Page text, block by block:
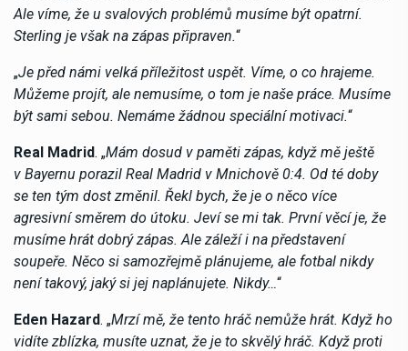
Ale víme, že u svalových problémů musíme být opatrní.
Sterling je však na zápas připraven.“
„Je před námi velká příležitost uspět. Víme, o co hrajeme.
Můžeme projít, ale nemusíme, o tom je naše práce. Musíme
být sami sebou. Nemáme žádnou speciální motivaci.“
Real Madrid. „Mám dosud v paměti zápas, když mě ještě
v Bayernu porazil Real Madrid v Mnichově 0:4. Od té doby
se ten tým dost změnil. Řekl bych, že je o něco více
agresivní směrem do útoku. Jeví se mi tak. První věcí je, že
musíme hrát dobrý zápas. Ale záleží i na představení
soupeře. Něco si samozřejmě plánujeme, ale fotbal nikdy
není takový, jaký si jej naplánujete. Nikdy…“
Eden Hazard. „Mrzí mě, že tento hráč nemůže hrát. Když ho
vidíte zblízka, musíte uznat, že je to skvělý hráč. Když proti